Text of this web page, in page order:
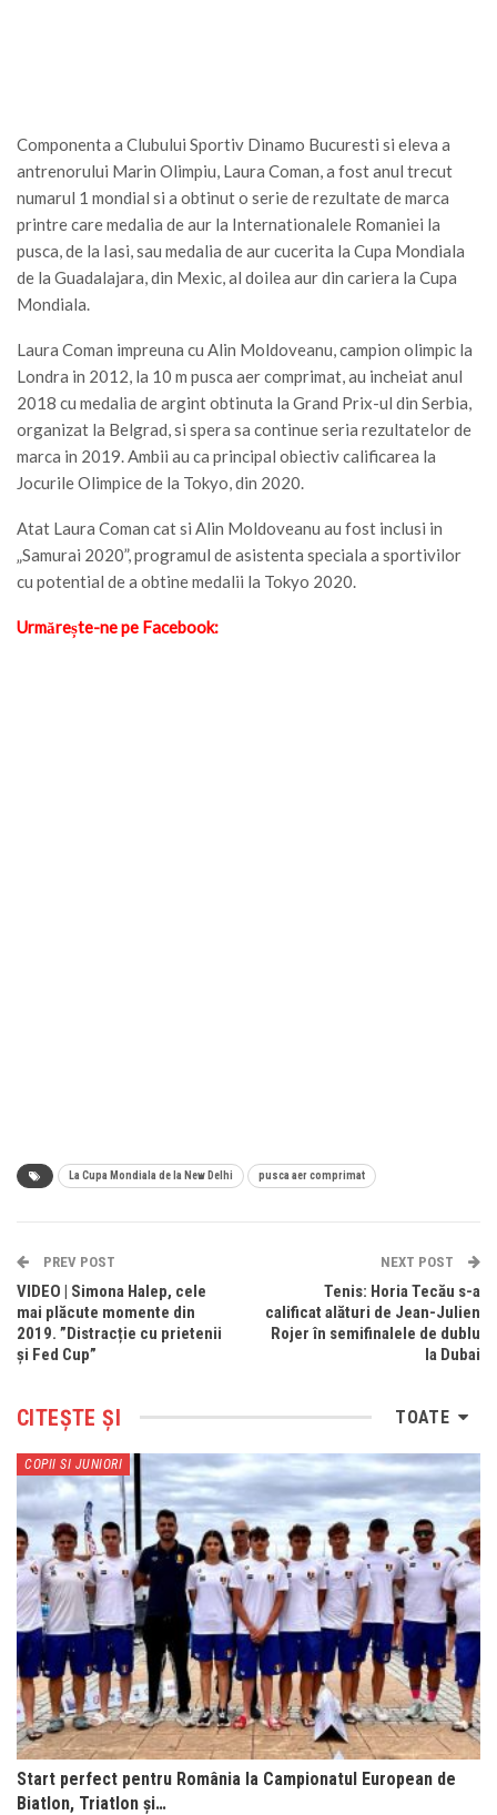
Componenta a Clubului Sportiv Dinamo Bucuresti si eleva a
antrenorului Marin Olimpiu, Laura Coman, a fost anul trecut
numarul 1 mondial si a obtinut o serie de rezultate de marca
printre care medalia de aur la Internationalele Romaniei la
pusca, de la Iasi, sau medalia de aur cucerita la Cupa Mondiala
de la Guadalajara, din Mexic, al doilea aur din cariera la Cupa
Mondiala.
Laura Coman impreuna cu Alin Moldoveanu, campion olimpic la
Londra in 2012, la 10 m pusca aer comprimat, au incheiat anul
2018 cu medalia de argint obtinuta la Grand Prix-ul din Serbia,
organizat la Belgrad, si spera sa continue seria rezultatelor de
marca in 2019. Ambii au ca principal obiectiv calificarea la
Jocurile Olimpice de la Tokyo, din 2020.
Atat Laura Coman cat si Alin Moldoveanu au fost inclusi in
„Samurai 2020”, programul de asistenta speciala a sportivilor
cu potential de a obtine medalii la Tokyo 2020.
Urmărește-ne pe Facebook:
La Cupa Mondiala de la New Delhi pusca aer comprimat
PREV POST
VIDEO | Simona Halep, cele
mai plăcute momente din
2019. ”Distracție cu prietenii
și Fed Cup”
NEXT POST
Tenis: Horia Tecău s-a
calificat alături de Jean-Julien
Rojer în semifinalele de dublu
la Dubai
TOATE
CITEȘTE ȘI
COPII SI JUNIORI
Start perfect pentru România la Campionatul European de
Biatlon, Triatlon și…